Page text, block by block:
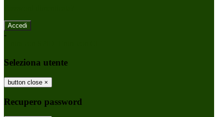
-
Seleziona utente
button close ×
Recupero password